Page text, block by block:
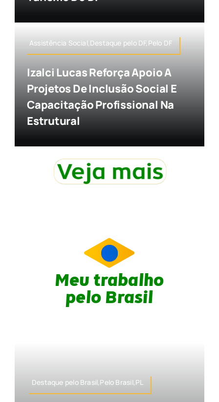
Assistência Social,Destaque pelo DF,Pelo DF
Izalci Lucas Reforça Apoio A
Projetos De Inclusão Social E
Capacitação Profissional Na
Estrutural
Meu trabalho
pelo Brasil
Destaque pelo Brasil,Pelo Brasil,PL